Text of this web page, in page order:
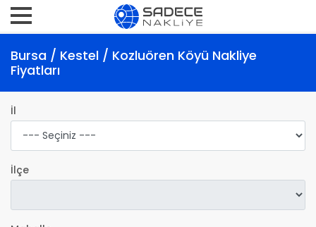
Bursa / Kestel / Kozluören Köyü Nakliye
Fiyatları
İl
İlçe